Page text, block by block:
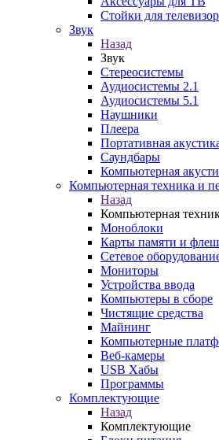
Стойки для
Звук
Назад
Звук
Стереосистемы
Аудиосистемы 2.1
Аудиосистемы 5.1
Наушники
Плеера
Портативная
Саундбары
Компьютерная
Компьютерная техника и
Назад
Компьютерная
Моноблоки
Карты памяти и
Сетевое
Мониторы
Устройства ввода
Компьютеры в сборе
Чистящие средства
Майнинг
Компьютерные
Веб-камеры
USB Хабы
Программы
Комплектующие
Назад
Комплектующие